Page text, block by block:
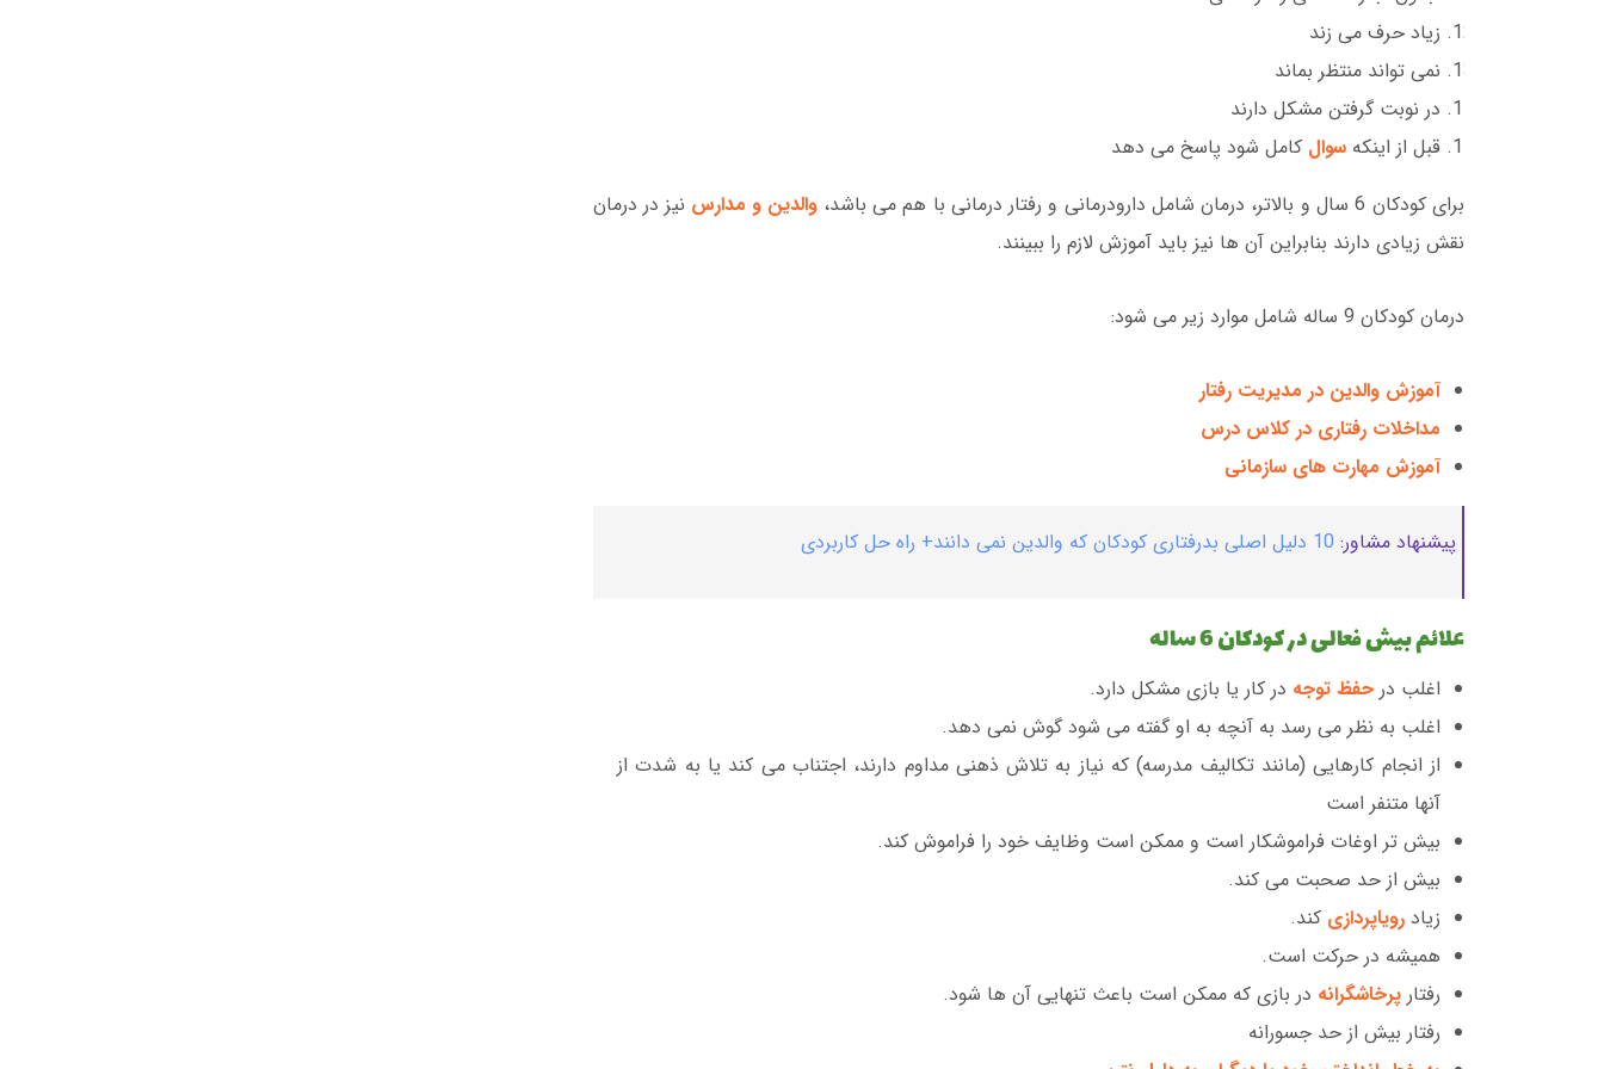
زیاد حرف می زند
نمی تواند منتظر بماند
در نوبت گرفتن مشکل دارند
قبل از اینکه سوال کامل شود پاسخ می دهد
برای کودکان 6 سال و بالاتر، درمان شامل دارودرمانی و رفتار درمانی با هم می باشد،
والدین و مدارس نیز در درمان
نقش زیادی دارند بنابراین آن ها نیز باید آموزش لازم را ببینند.
درمان کودکان 9 ساله شامل موارد زیر می شود:
آموزش والدین در مدیریت رفتار
مداخلات رفتاری در کلاس درس
آموزش مهارت های سازمانی
پیشنهاد مشاور: 10 دلیل اصلی بدرفتاری کودکان که والدین نمی دانند+ راه حل کاربردی
علائم بیش فعالی در کودکان 6 ساله
اغلب در حفظ توجه در کار یا بازی مشکل دارد.
اغلب به نظر می رسد به آنچه به او گفته می شود گوش نمی دهد.
از انجام کارهایی (مانند تکالیف مدرسه) که نیاز به تلاش ذهنی مداوم دارند، اجتناب می کند یا به شدت از
آنها متنفر است
بیش تر اوغات فراموشکار است و ممکن است وظایف خود را فراموش کند.
بیش از حد صحبت می کند.
زیاد رویاپردازی کند.
همیشه در حرکت است.
رفتار پرخاشگرانه در بازی که ممکن است باعث تنهایی آن ها شود.
رفتار بیش از حد جسورانه